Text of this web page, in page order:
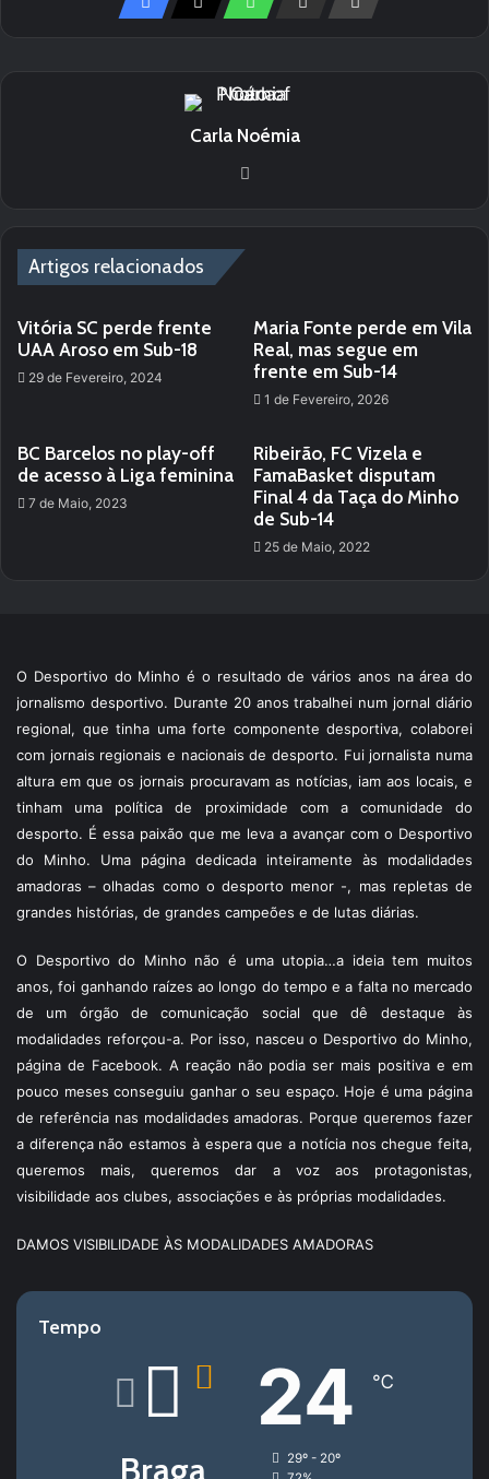
Carla Noémia
Artigos relacionados
Vitória SC perde frente
UAA Aroso em Sub-18
29 de Fevereiro, 2024
Maria Fonte perde em Vila
Real, mas segue em
frente em Sub-14
1 de Fevereiro, 2026
BC Barcelos no play-off
de acesso à Liga feminina
7 de Maio, 2023
Ribeirão, FC Vizela e
FamaBasket disputam
Final 4 da Taça do Minho
de Sub-14
25 de Maio, 2022
O Desportivo do Minho é o resultado de vários anos na área do
jornalismo desportivo. Durante 20 anos trabalhei num jornal diário
regional, que tinha uma forte componente desportiva, colaborei
com jornais regionais e nacionais de desporto. Fui jornalista numa
altura em que os jornais procuravam as notícias, iam aos locais, e
tinham uma política de proximidade com a comunidade do
desporto. É essa paixão que me leva a avançar com o Desportivo
do Minho. Uma página dedicada inteiramente às modalidades
amadoras – olhadas como o desporto menor -, mas repletas de
grandes histórias, de grandes campeões e de lutas diárias.
O Desportivo do Minho não é uma utopia…a ideia tem muitos
anos, foi ganhando raízes ao longo do tempo e a falta no mercado
de um órgão de comunicação social que dê destaque às
modalidades reforçou-a. Por isso, nasceu o Desportivo do Minho,
página de Facebook. A reação não podia ser mais positiva e em
pouco meses conseguiu ganhar o seu espaço. Hoje é uma página
de referência nas modalidades amadoras. Porque queremos fazer
a diferença não estamos à espera que a notícia nos chegue feita,
queremos mais, queremos dar a voz aos protagonistas,
visibilidade aos clubes, associações e às próprias modalidades.
DAMOS VISIBILIDADE ÀS MODALIDADES AMADORAS
Tempo
Braga
24 ℃
29º - 20º